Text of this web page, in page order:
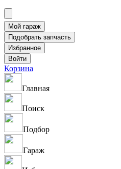
Корзина
Главная
Поиск
Подбор
Гараж